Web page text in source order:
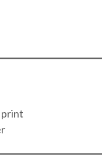
print